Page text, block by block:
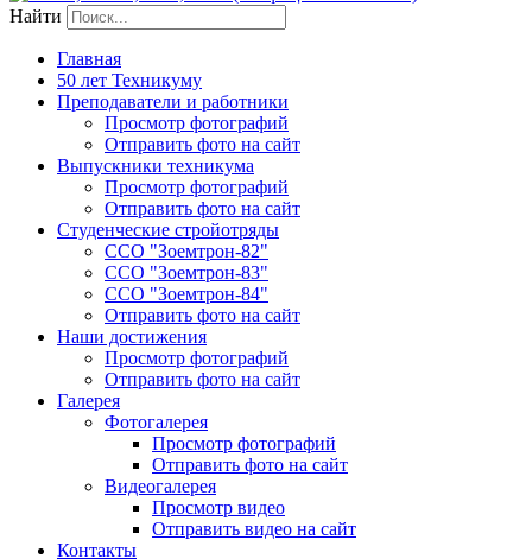
Найти
Главная
50 лет Техникуму
Преподаватели и работники
Просмотр фотографий
Отправить фото на сайт
Выпускники техникума
Просмотр фотографий
Отправить фото на сайт
Студенческие стройотряды
ССО "Зоемтрон-82"
ССО "Зоемтрон-83"
ССО "Зоемтрон-84"
Отправить фото на сайт
Наши достижения
Просмотр фотографий
Отправить фото на сайт
Галерея
Фотогалерея
Просмотр фотографий
Отправить фото на сайт
Видеогалерея
Просмотр видео
Отправить видео на сайт
Контакты